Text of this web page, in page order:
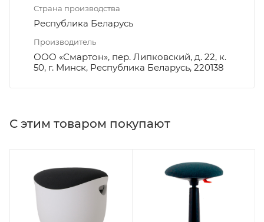
Страна производства
Республика Беларусь
Производитель
ООО «Смартон», пер. Липковский, д. 22, к.
50, г. Минск, Республика Беларусь, 220138
С этим товаром покупают